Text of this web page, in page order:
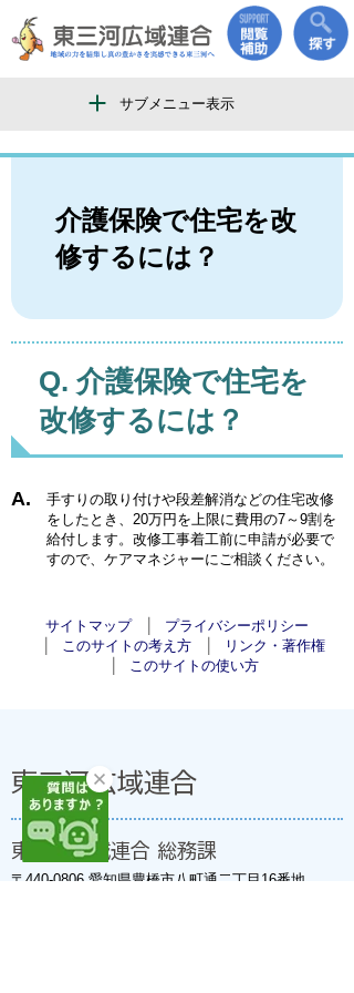
サブメニュー表示
介護保険で住宅を改
修するには？
介護保険で住宅を
改修するには？
手すりの取り付けや段差解消などの住宅改修
をしたとき、20万円を上限に費用の7～9割を
給付します。改修工事着工前に申請が必要で
すので、ケアマネジャーにご相談ください。
サイトマップ
プライバシーポリシー
このサイトの考え方
リンク・著作権
このサイトの使い方
東三河広域連合
東三河広域連合 総務課
〒440-0806 愛知県豊橋市八町通二丁目16番地